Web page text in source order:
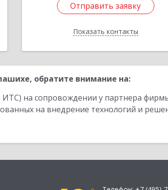
Отправить заявку
Показать контакты
Отправить заявку
Назад
обратите внимание на:
ИТС) на сопровождении у партнера
на внедрение технологий и